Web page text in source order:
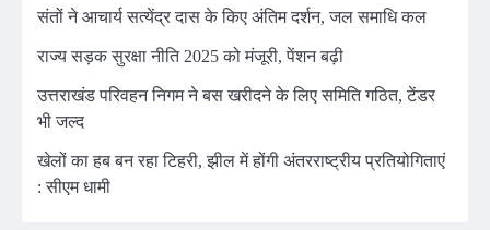
संतों ने आचार्य सत्येंद्र दास के किए अंतिम दर्शन, जल समाधि कल
राज्य सड़क सुरक्षा नीति 2025 को मंजूरी, पेंशन बढ़ी
उत्तराखंड परिवहन निगम ने बस खरीदने के लिए समिति गठित, टेंडर
भी जल्द
खेलों का हब बन रहा टिहरी, झील में होंगी अंतरराष्ट्रीय प्रतियोगिताएं
: सीएम धामी